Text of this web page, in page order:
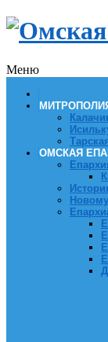
Меню
ОМСКАЯ